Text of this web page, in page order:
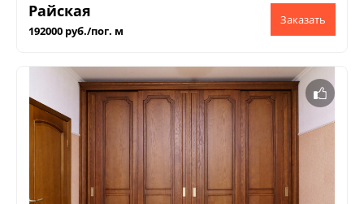
Райская
192000 руб./пог. м